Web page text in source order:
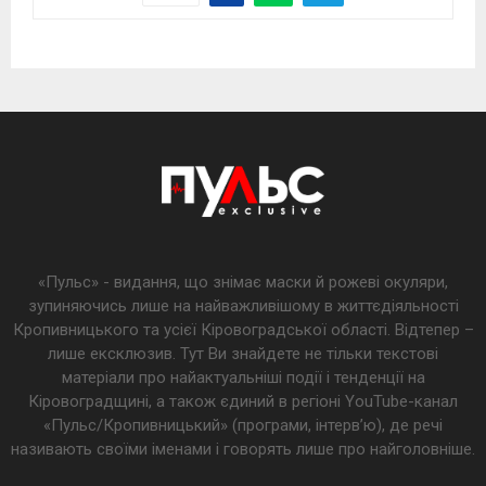
«Пульс» - видання, що знімає маски й рожеві окуляри,
зупиняючись лише на найважливішому в життєдіяльності
Кропивницького та усієї Кіровоградської області. Відтепер –
лише ексклюзив. Тут Ви знайдете не тільки текстові
матеріали про найактуальніші події і тенденції на
Кіровоградщині, а також єдиний в регіоні YouTube-канал
«Пульс/Кропивницький» (програми, інтерв’ю), де речі
називають своїми іменами і говорять лише про найголовніше.